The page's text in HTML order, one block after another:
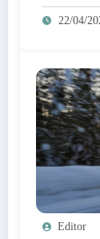
22/04/
Editor